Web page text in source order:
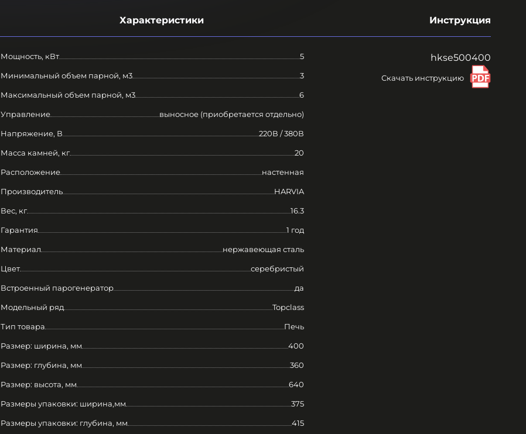
Характеристики Инструкция
Мощность, кВт 5
Минимальный объем парной, м3 3
Максимальный объем парной, м3 6
Управление выносное (приобретается отдельно)
Напряжение, В 220В / 380В
Масса камней, кг 20
Расположение настенная
Производитель HARVIA
Вес, кг 16.3
Гарантия 1 год
Материал нержавеющая сталь
Цвет серебристый
Встроенный парогенератор да
Модельный ряд Topclass
Тип товара Печь
Размер: ширина, мм 400
Размер: глубина, мм 360
Размер: высота, мм 640
Размеры упаковки: ширина,мм 375
Размеры упаковки: глубина, мм 415
hkse500400
Скачать инструкцию